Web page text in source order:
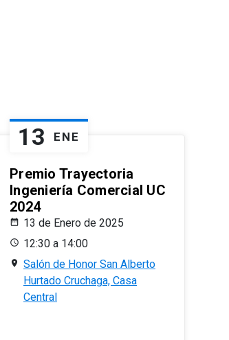
13 ENE
Premio Trayectoria
Ingeniería Comercial UC
2024
13 de Enero de 2025
12:30 a 14:00
Salón de Honor San Alberto
Hurtado Cruchaga, Casa
Central